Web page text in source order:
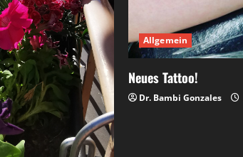
Allgemein
Neues Tattoo!
Dr. Bambi Gonzales